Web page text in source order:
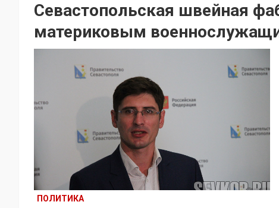
Севастопольская швейная
материковым
ПОЛИТИКА